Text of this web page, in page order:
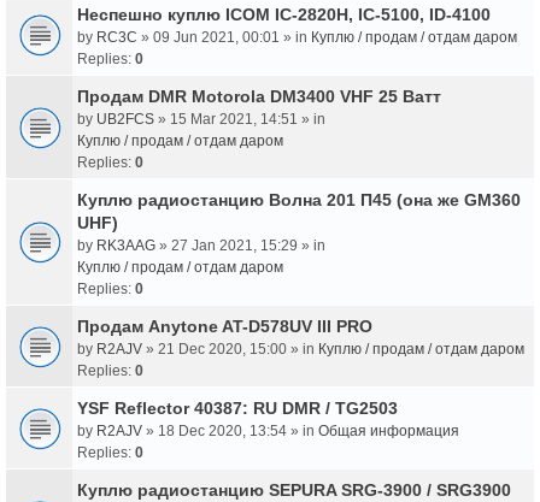
Неспешно куплю ICOM IC-2820H, IC-5100, ID-4100
by RC3C » 09 Jun 2021, 00:01 » in Куплю / продам / отдам даром
Replies: 0
Продам DMR Motorola DM3400 VHF 25 Ватт
by UB2FCS » 15 Mar 2021, 14:51 » in
Куплю / продам / отдам даром
Replies: 0
Куплю радиостанцию Волна 201 П45 (она же GM360
UHF)
by RK3AAG » 27 Jan 2021, 15:29 » in
Куплю / продам / отдам даром
Replies: 0
Продам Anytone AT-D578UV III PRO
by R2AJV » 21 Dec 2020, 15:00 » in Куплю / продам / отдам даром
Replies: 0
YSF Reflector 40387: RU DMR / TG2503
by R2AJV » 18 Dec 2020, 13:54 » in Общая информация
Replies: 0
Куплю радиостанцию SEPURA SRG-3900 / SRG3900